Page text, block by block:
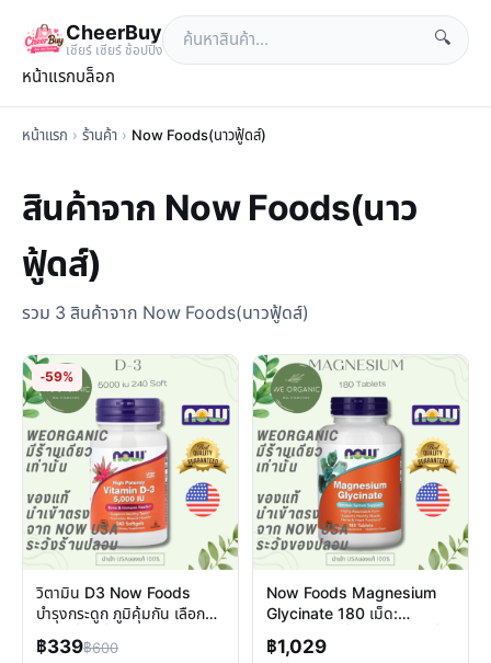
CheerBuy
เซียร์ เซียร์ ช้อปปิ้ง
🔍
หน้าแรกบล็อก
หน้าแรก › ร้านค้า › Now Foods(นาวฟู้ดส์)
สินค้าจาก Now Foods(นาว
ฟู้ดส์)
รวม 3 สินค้าจาก Now Foods(นาวฟู้ดส์)
-59%
วิตามิน D3 Now Foods
บำรุงกระดูก ภูมิคุ้มกัน เลือก
ขนาดที่ใช่เพื่อสุขภาพคุณ
฿339฿600
Now Foods Magnesium
Glycinate 180 เม็ด:
แมกนีเซียมเพื่อการพักผ่อนที่ดี
฿1,029